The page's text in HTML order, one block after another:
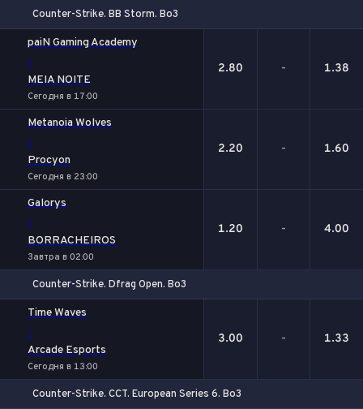
Counter-Strike. BB Storm. Bo3
paiN Gaming Academy
-
MEIA NOITE
Сегодня в 17:00
2.80 - 1.38
Metanoia Wolves
-
Procyon
Сегодня в 23:00
2.20 - 1.60
Galorys
-
BORRACHEIROS
Завтра в 02:00
1.20 - 4.00
Counter-Strike. Dfrag Open. Bo3
Time Waves
-
Arcade Esports
Сегодня в 13:00
3.00 - 1.33
Counter-Strike. CCT. European Series 6. Bo3